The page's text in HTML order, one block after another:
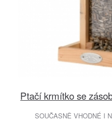
Ptačí krmítko se
SOUČASNĚ VHODNÉ I